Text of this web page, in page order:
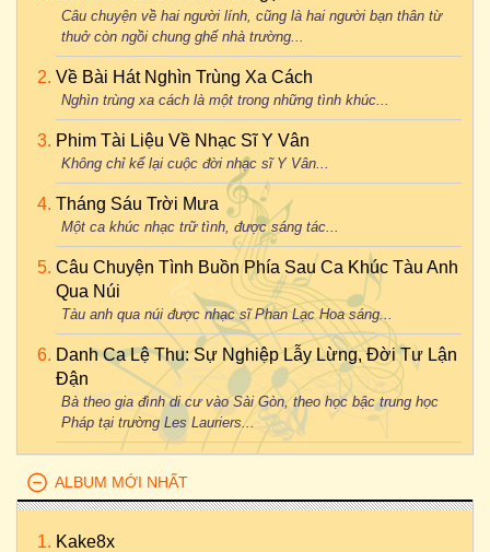
Câu chuyện về hai người lính, cũng là hai người bạn thân từ
thuở còn ngồi chung ghế nhà trường...
Về Bài Hát Nghìn Trùng Xa Cách
Nghìn trùng xa cách là một trong những tình khúc...
Phim Tài Liệu Về Nhạc Sĩ Y Vân
Không chỉ kể lại cuộc đời nhạc sĩ Y Vân...
Tháng Sáu Trời Mưa
Một ca khúc nhạc trữ tình, được sáng tác...
Câu Chuyện Tình Buồn Phía Sau Ca Khúc Tàu Anh
Qua Núi
Tàu anh qua núi được nhạc sĩ Phan Lạc Hoa sáng...
Danh Ca Lệ Thu: Sự Nghiệp Lẫy Lừng, Đời Tư Lận
Đận
Bà theo gia đình di cư vào Sài Gòn, theo học bậc trung học
Pháp tại trường Les Lauriers...
ALBUM MỚI NHẤT
Kake8x